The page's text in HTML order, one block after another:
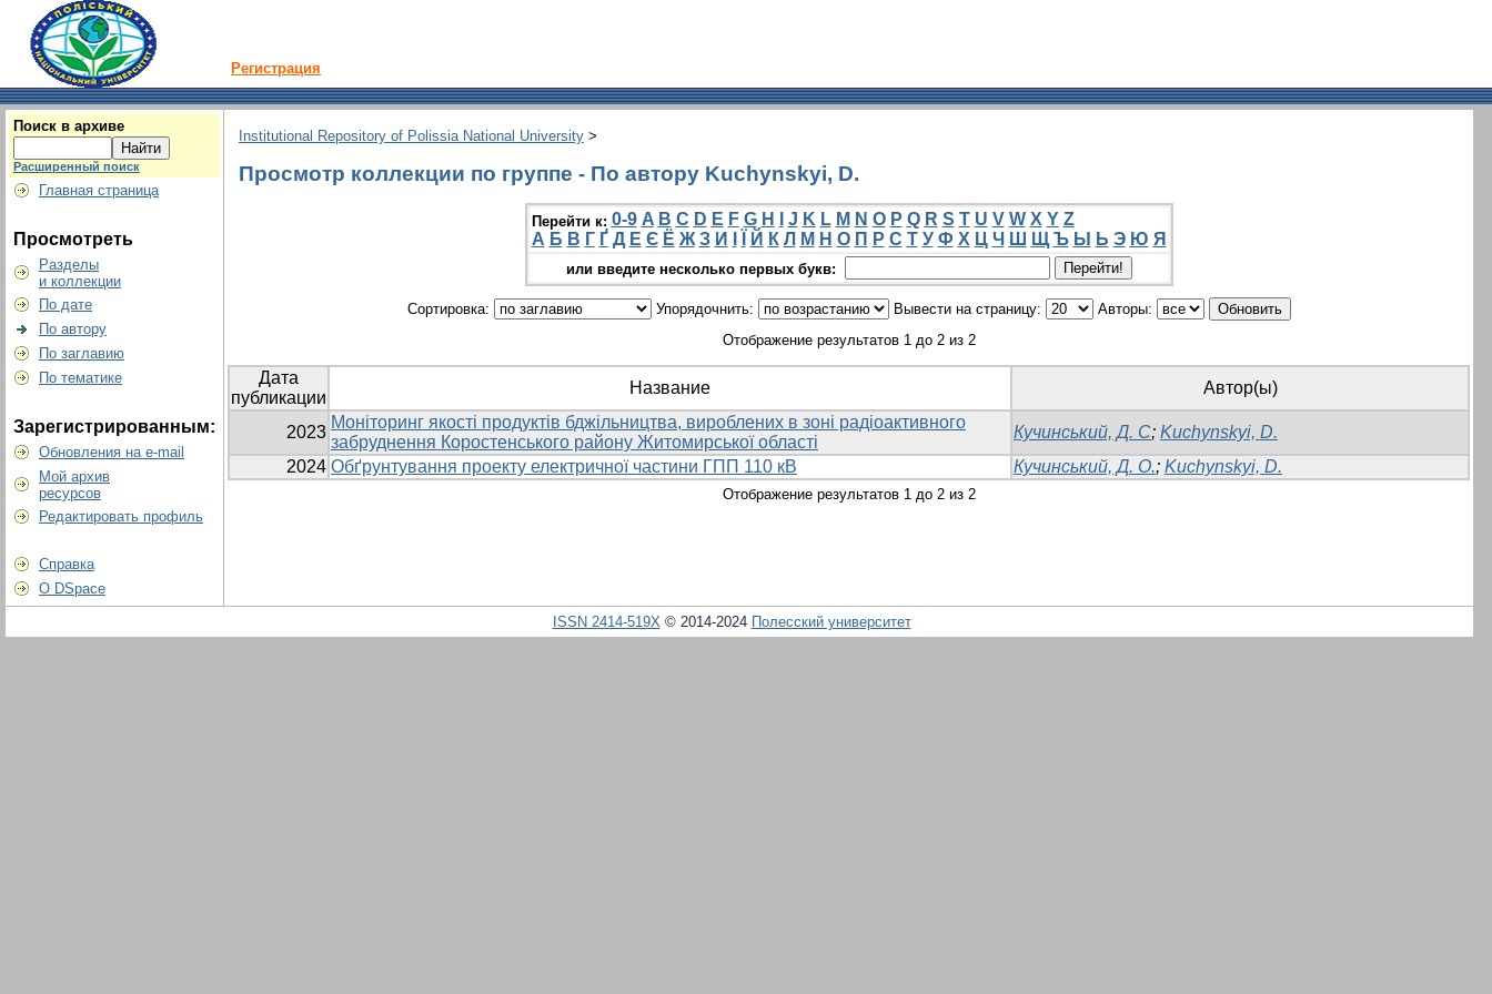
Регистрация
Поиск в архиве
Расширенный поиск
Главная страница
Просмотреть
Разделы
и коллекции
По дате
По автору
По заглавию
По тематике
Зарегистрированным:
Обновления на e-mail
Мой архив
ресурсов
Редактировать профиль
Справка
О DSpace
Institutional Repository of Polissia National University >
Просмотр коллекции по группе - По автору Kuchynskyi, D.
Перейти к: 0-9 A B C D E F G H J K L M N O P Q R S T U V W X Y Z
А Б В Г Ґ Д Е Є Ё Ж З И Й К Л М Н О П Р С Т У Ф Х Ц Ч Ш Щ Ъ Ы Ь Э Ю Я
или введите несколько первых букв:
Сортировка: Упорядочнить: Вывести на страницу:
Авторы:
Отображение результатов 1 до 2 из 2
Дата
публикации
Название Автор(ы)
2023
Моніторинг якості продуктів бджільництва, вироблених в зоні радіоактивного
забруднення Коростенського району Житомирської області
Кучинський, Д. С; Kuchynskyi, D.
2024 Обґрунтування проекту електричної частини ГПП 110 кВ Кучинський, Д. О.; Kuchynskyi, D.
Отображение результатов 1 до 2 из 2
ISSN 2414-519X© 2014-2024 Полесский университет